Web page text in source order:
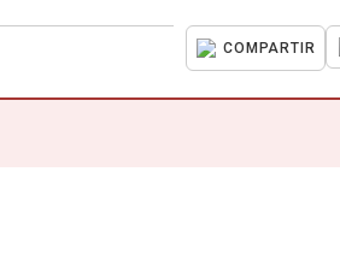
COMPARTIR